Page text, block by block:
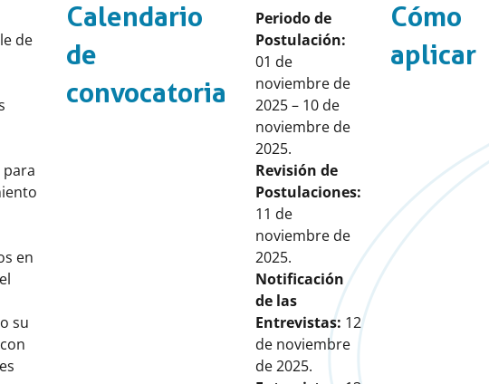
de
para
en
su
Calendario
de
convocatoria
Periodo de
Postulación:
01 de
noviembre de
2025 – 10 de
noviembre de
2025.
Revisión de
Postulaciones:
11 de
noviembre de
2025.
Notificación
de las
Entrevistas: 12
de noviembre
de 2025.
Cómo
aplicar